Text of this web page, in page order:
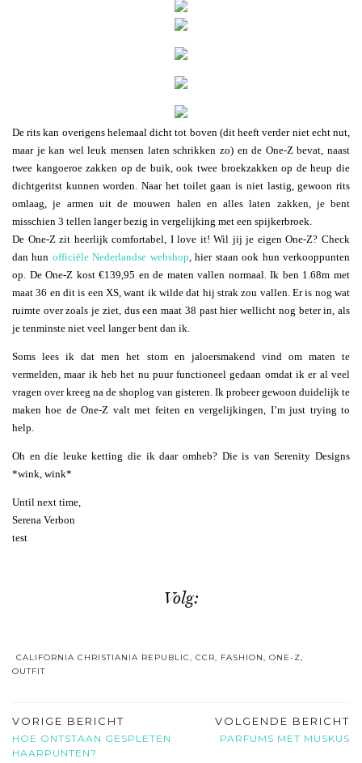
De rits kan overigens helemaal dicht tot boven (dit heeft verder niet echt nut,
maar je kan wel leuk mensen laten schrikken zo) en de One-Z bevat, naast
twee kangoeroe zakken op de buik, ook twee broekzakken op de heup die
dichtgeritst kunnen worden. Naar het toilet gaan is niet lastig, gewoon rits
omlaag, je armen uit de mouwen halen en alles laten zakken, je bent
misschien 3 tellen langer bezig in vergelijking met een spijkerbroek.
De One-Z zit heerlijk comfortabel, I love it! Wil jij je eigen One-Z? Check
dan hun officiële Nederlandse webshop , hier staan ook hun verkooppunten
op. De One-Z kost €139,95 en de maten vallen normaal. Ik ben 1.68m met
maat 36 en dit is een XS, want ik wilde dat hij strak zou vallen. Er is nog wat
ruimte over zoals je ziet, dus een maat 38 past hier wellicht nog beter in, als
je tenminste niet veel langer bent dan ik.
Soms lees ik dat men het stom en jaloersmakend vind om maten te
vermelden, maar ik heb het nu puur functioneel gedaan omdat ik er al veel
vragen over kreeg na de shoplog van gisteren. Ik probeer gewoon duidelijk te
maken hoe de One-Z valt met feiten en vergelijkingen, I’m just trying to
help.
Oh en die leuke ketting die ik daar omheb? Die is van Serenity Designs
*wink, wink*
Until next time,
Serena Verbon
test
Volg:
CALIFORNIA CHRISTIANIA REPUBLIC, CCR, FASHION, ONE-Z,
OUTFIT
VORIGE BERICHT
HOE ONTSTAAN GESPLETEN
HAARPUNTEN?
VOLGENDE BERICHT
PARFUMS MET MUSKUS